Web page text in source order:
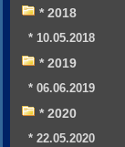
* 2018
* 10.05.2018
* 2019
* 06.06.2019
* 2020
* 22.05.2020